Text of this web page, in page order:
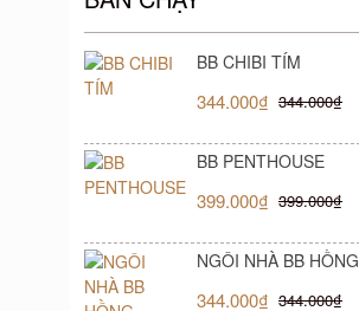
BB CHIBI TÍM
344.000₫ 344.000₫
BB PENTHOUSE
399.000₫ 399.000₫
NGÔI NHÀ BB HỒNG
344.000₫ 344.000₫